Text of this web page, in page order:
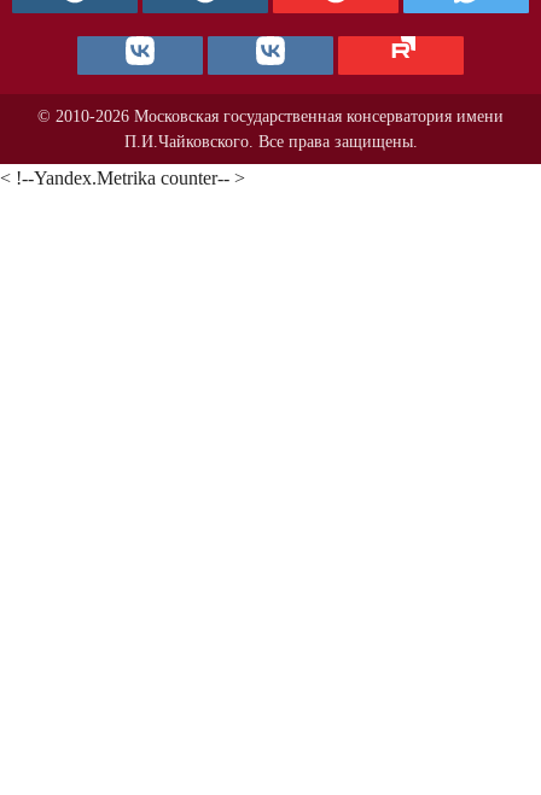
© 2010-2026 Московская государственная консерватория имени
П.И.Чайковского. Все права защищены.
< !--Yandex.Metrika counter-- >